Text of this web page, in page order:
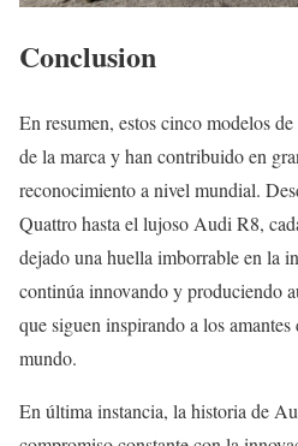
Conclusion
En resumen, estos cinco modelos
de la marca y han contribuido en
reconocimiento a nivel mundial.
Quattro hasta el lujoso Audi R8,
dejado una huella imborrable en la
continúa innovando y produciendo
que siguen inspirando a los
mundo.
En última instancia, la historia de